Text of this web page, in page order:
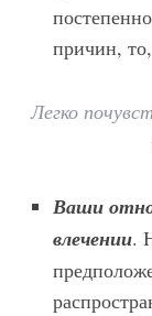
причин, то,
Легко
Ваши
влечении.